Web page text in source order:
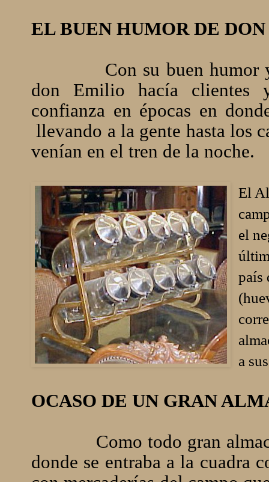
EL BUEN HUMOR DE
Con su buen humor
don Emilio hacía clientes
confianza en épocas en
llevando a la gente hasta los
venían en el tren de la noche.
El
el
país
a
OCASO DE UN GRAN
Como todo gran
donde se entraba a la cuadra